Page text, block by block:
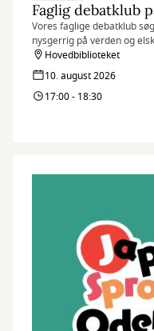
Vores faglige debatklub
nysgerrig på verden og
andreHovedbiblioteket
10. august 2026
17:00 - 18:30